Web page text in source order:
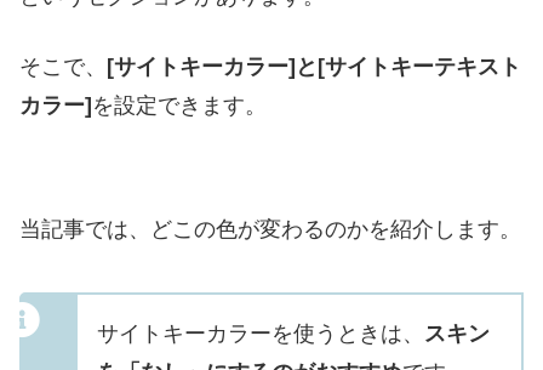
そこで、 [サイトキーカラー]と[サイトキーテキスト
カラー]を設定できます。
当記事では、どこの色が変わるのかを紹介します。
サイトキーカラーを使うときは、 スキン